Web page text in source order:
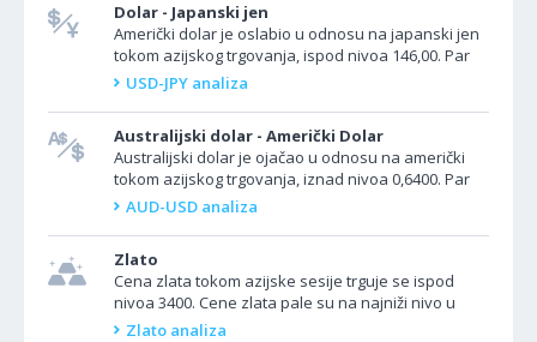
Dolar - Japanski jen
Američki dolar je oslabio u odnosu na japanski jen
tokom azijskog trgovanja, ispod nivoa 146,00. Par
USD/JPY je naglo pao nakon što je dan ranije...
USD-JPY analiza
Australijski dolar - Američki Dolar
Australijski dolar je ojačao u odnosu na američki
tokom azijskog trgovanja, iznad nivoa 0,6400. Par
AUD/USD je ojačao drugi dan zaredom nakon što...
AUD-USD analiza
Zlato
Cena zlata tokom azijske sesije trguje se ispod
nivoa 3400. Cene zlata pale su na najniži nivo u
skoro dve nedelje u utorak, jer je povećan apetit
Zlato analiza